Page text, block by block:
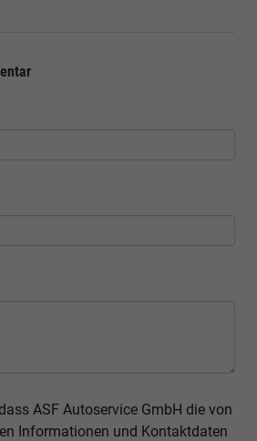
ASF Autoservice GmbH die von
Informationen und Kontaktdaten